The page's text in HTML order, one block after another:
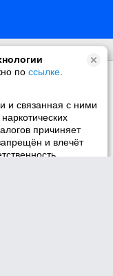
по ссылке
и связанная с ними
причиняет
и влечёт